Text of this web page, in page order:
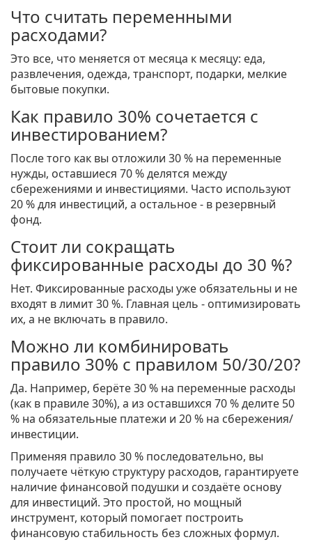
Что считать переменными
расходами?
Это все, что меняется от месяца к месяцу: еда,
развлечения, одежда, транспорт, подарки, мелкие
бытовые покупки.
Как правило 30% сочетается с
инвестированием?
После того как вы отложили 30 % на переменные
нужды, оставшиеся 70 % делятся между
сбережениями и инвестициями. Часто используют
20 % для инвестиций, а остальное - в резервный
фонд.
Стоит ли сокращать
фиксированные расходы до 30 %?
Нет. Фиксированные расходы уже обязательны и не
входят в лимит 30 %. Главная цель - оптимизировать
их, а не включать в правило.
Можно ли комбинировать
правило 30% с правилом 50/30/20?
Да. Например, берёте 30 % на переменные расходы
(как в правиле 30%), а из оставшихся 70 % делите 50
% на обязательные платежи и 20 % на сбережения/
инвестиции.
Применяя правило 30 % последовательно, вы
получаете чёткую структуру расходов, гарантируете
наличие финансовой подушки и создаёте основу
для инвестиций. Это простой, но мощный
инструмент, который помогает построить
финансовую стабильность без сложных формул.